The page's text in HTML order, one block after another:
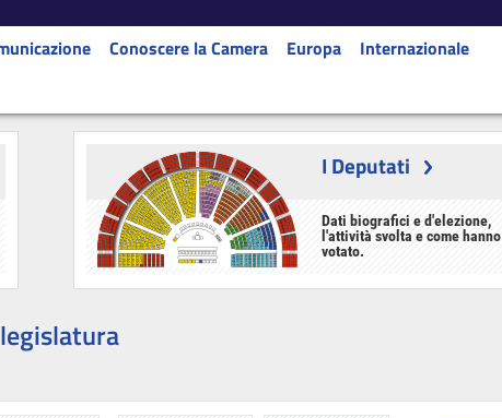
Conoscere la Camera Europa
Internazionale
I Deputati
Dati biografici e d'elezione,
l'attività svolta e come hanno
votato.